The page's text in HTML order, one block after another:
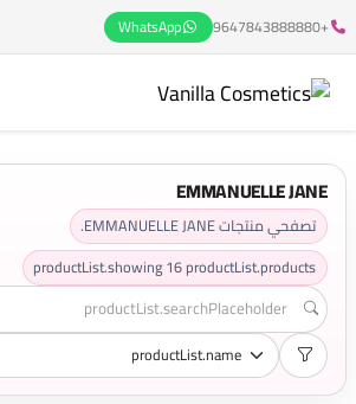
+9647843888880
WhatsApp
EMMANUELLE JANE
تصفحي منتجات EMMANUELLE JANE.
productList.showing16productList.products